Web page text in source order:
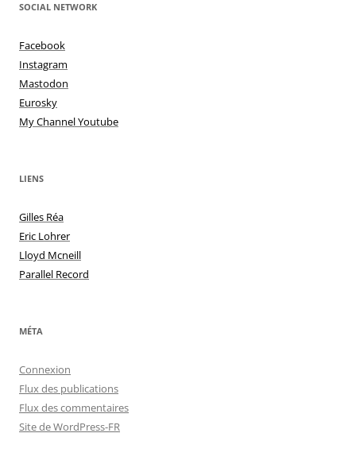
SOCIAL NETWORK
Facebook
Instagram
Mastodon
Eurosky
My Channel Youtube
LIENS
Gilles Réa
Eric Lohrer
Lloyd Mcneill
Parallel Record
MÉTA
Connexion
Flux des publications
Flux des commentaires
Site de WordPress-FR